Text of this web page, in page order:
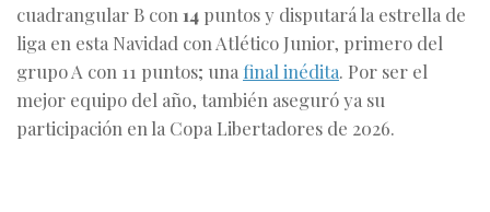
cuadrangular B con 14 puntos y disputará la estrella de
liga en esta Navidad con Atlético Junior, primero del
grupo A con 11 puntos; una final inédita. Por ser el
mejor equipo del año, también aseguró ya su
participación en la Copa Libertadores de 2026.